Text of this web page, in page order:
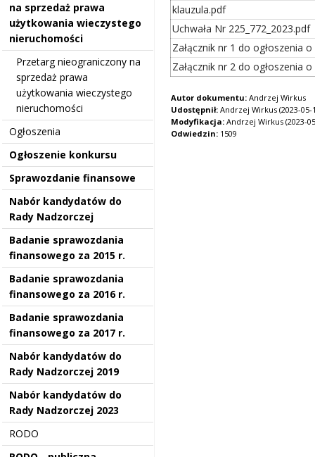
na sprzedaż prawa
użytkowania wieczystego
nieruchomości
Przetarg nieograniczony na
sprzedaż prawa
użytkowania wieczystego
nieruchomości
Ogłoszenia
Ogłoszenie konkursu
Sprawozdanie finansowe
Nabór kandydatów do
Rady Nadzorczej
Badanie sprawozdania
finansowego za 2015 r.
Badanie sprawozdania
finansowego za 2016 r.
Badanie sprawozdania
finansowego za 2017 r.
Nabór kandydatów do
Rady Nadzorczej 2019
Nabór kandydatów do
Rady Nadzorczej 2023
RODO
klauzula.pdf
Uchwała Nr 225_772_2023.pdf
Załącznik nr 1 do ogłoszenia
Załącznik nr 2 do ogłoszenia
Autor dokumentu: Andrzej Wirkus
Udostępnił: Andrzej Wirkus (2023-05-
Modyfikacja: Andrzej Wirkus (2023-
Odwiedzin: 1509